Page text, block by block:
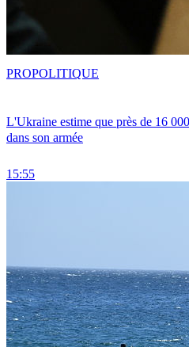
L'Ukraine estime que près de 16
dans son armée
15:55
PROPOLITIQUE